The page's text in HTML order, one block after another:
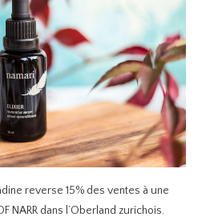
reverse 15% des ventes à une
NARR dans l’Oberland zurichois.